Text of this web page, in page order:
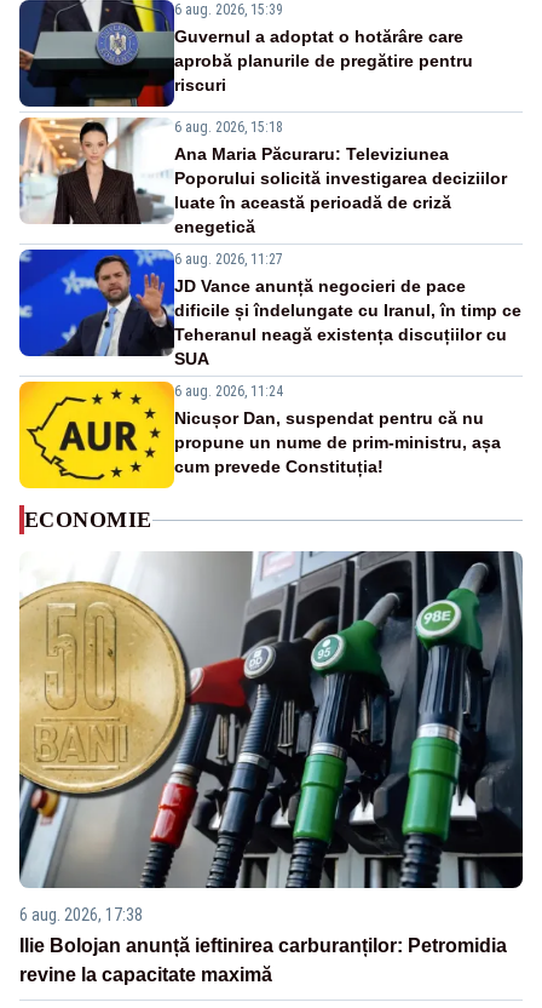
6 aug. 2026, 15:39
Guvernul a adoptat o hotărâre care
aprobă planurile de pregătire pentru
riscuri
6 aug. 2026, 15:18
Ana Maria Păcuraru: Televiziunea
Poporului solicită investigarea deciziilor
luate în această perioadă de criză
enegetică
6 aug. 2026, 11:27
JD Vance anunță negocieri de pace
dificile și îndelungate cu Iranul, în timp ce
Teheranul neagă existența discuțiilor cu
SUA
6 aug. 2026, 11:24
Nicușor Dan, suspendat pentru că nu
propune un nume de prim-ministru, așa
cum prevede Constituția!
ECONOMIE
6 aug. 2026, 17:38
Ilie Bolojan anunță ieftinirea carburanților: Petromidia
revine la capacitate maximă